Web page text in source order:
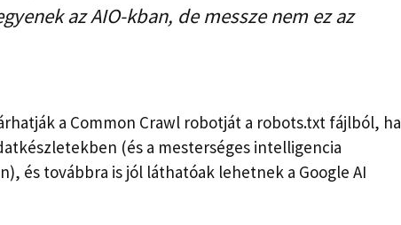
az AIO-kban, de messze nem ez az
a Common Crawl robotját a robots.txt fájlból, ha
(és a mesterséges intelligencia
és továbbra is jól láthatóak lehetnek a Google AI